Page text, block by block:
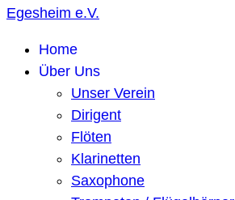
Egesheim e.V.
Home
Über Uns
Unser Verein
Dirigent
Flöten
Klarinetten
Saxophone